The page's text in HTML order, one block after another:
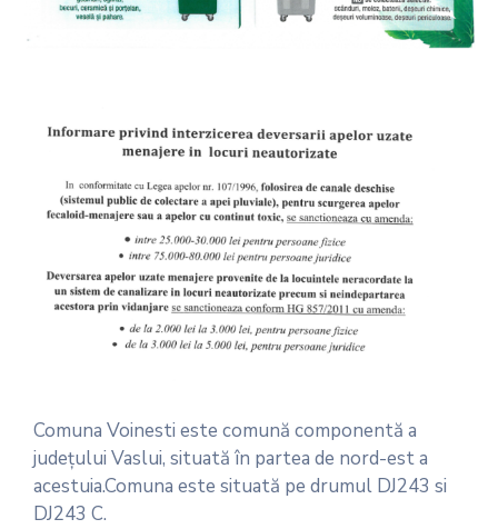
Comuna Voinesti este comună componentă a
judeţului Vaslui, situată în partea de nord-est a
acestuia.Comuna este situată pe drumul DJ243 si
DJ243 C.